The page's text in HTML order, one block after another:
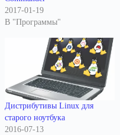
2017-01-19
В "Программы"
Дистрибутивы Linux для
старого ноутбука
2016-07-13